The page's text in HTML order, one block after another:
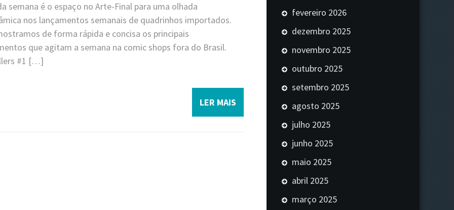
semana é o espaço no Arte-Final para uma olhada
nos lançamentos semanais de quadrinhos importados.
de forma rápida e concisa os principais
que agitam a semana na comic shops fora do Brasil.
#1 […]
LER MAIS
fevereiro 2026
dezembro 2025
novembro 2025
outubro 2025
setembro 2025
agosto 2025
julho 2025
junho 2025
maio 2025
abril 2025
março 2025